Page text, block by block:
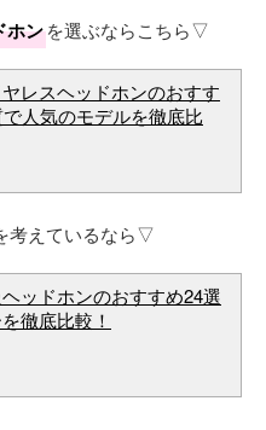
ホンを選ぶならこちら▽
ヤレスヘッドホンのおすす
人気のモデルを徹底比
考えているなら▽
ヘッドホンのおすすめ24選
徹底比較！